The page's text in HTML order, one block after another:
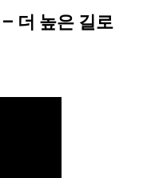
더 높은 길로